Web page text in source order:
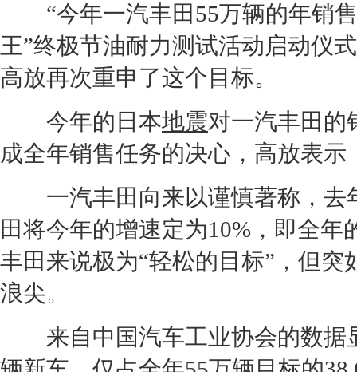
“今年一汽丰田 55万辆的年销
王”终极节油耐力测试活动启动仪
高放再次重申了这个目标。
今年的日本地震对一汽丰田 的
成全年销售任务的决心，高放表示
一汽丰田 向来以谨慎著称，去
田将今年的增速定为10%，即全年
丰田 来说极为“轻松的目标”，但突
浪尖。
来自中国汽车工业协会的数据